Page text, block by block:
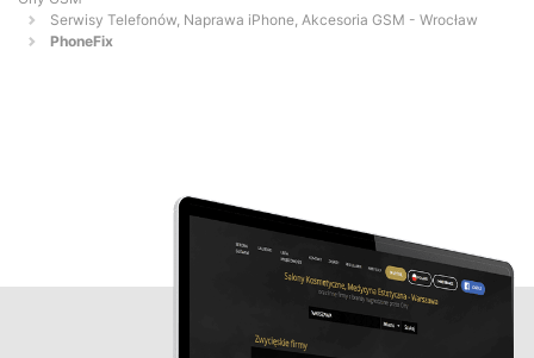
Serwisy Telefonów, Naprawa iPhone, Akcesoria GSM - Wrocław
PhoneFix